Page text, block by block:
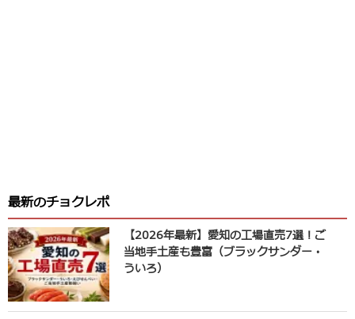
最新のチョクレポ
【2026年最新】愛知の工場直売7選！ご
当地手土産も豊富（ブラックサンダー・
ういろ）